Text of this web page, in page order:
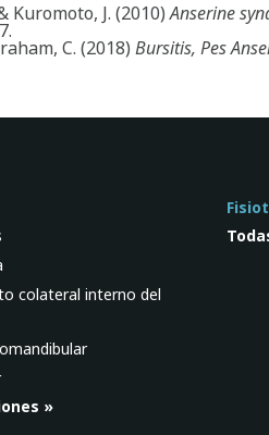
Kuromoto, J. (2010)Anserine
C. (2018) Bursitis, Pes
colateral interno del
»